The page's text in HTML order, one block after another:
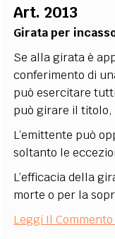
Art. 2013
Girata per
Se alla girata è
conferimento di
può esercitare
può girare il
L’emittente può
soltanto le
L’efficacia della
morte o per la
Leggi Il